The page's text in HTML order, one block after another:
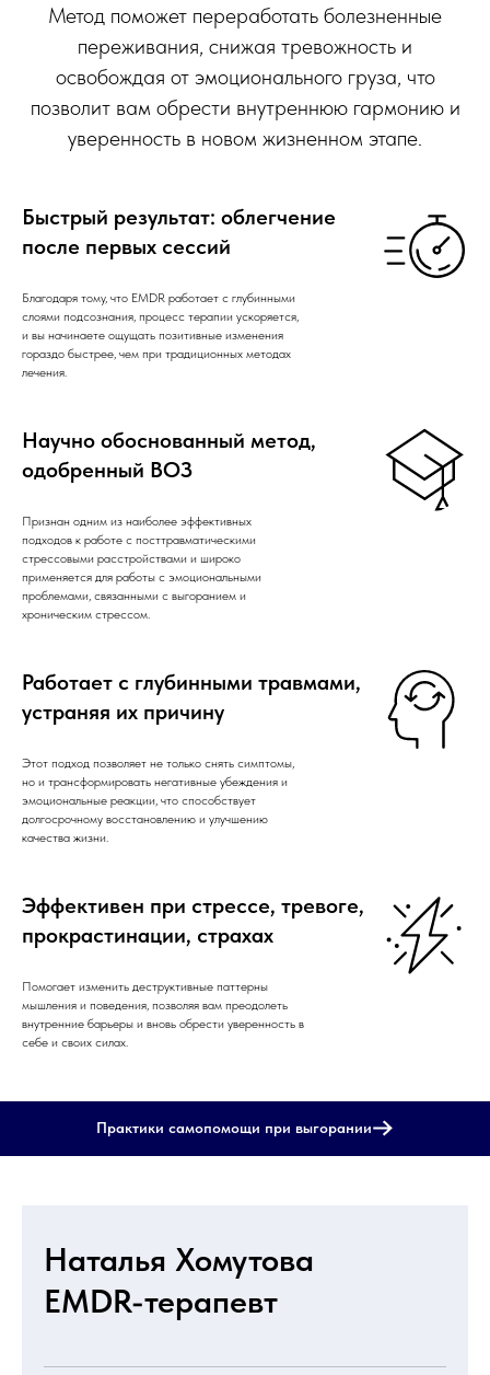
Метод поможет переработать болезненные
переживания, снижая тревожность и
освобождая от эмоционального груза, что
позволит вам обрести внутреннюю гармонию и
уверенность в новом жизненном этапе.
Быстрый результат: облегчение
после первых сессий
Благодаря тому, что EMDR работает с глубинными
слоями подсознания, процесс терапии ускоряется,
и вы начинаете ощущать позитивные изменения
гораздо быстрее, чем при традиционных методах
лечения.
Научно обоснованный метод,
одобренный ВОЗ
Признан одним из наиболее эффективных
подходов к работе с посттравматическими
стрессовыми расстройствами и широко
применяется для работы с эмоциональными
проблемами, связанными с выгоранием и
хроническим стрессом.
Работает с глубинными травмами,
устраняя их причину
Этот подход позволяет не только снять симптомы,
но и трансформировать негативные убеждения и
эмоциональные реакции, что способствует
долгосрочному восстановлению и улучшению
качества жизни.
Эффективен при стрессе, тревоге,
прокрастинации, страхах
Помогает изменить деструктивные паттерны
мышления и поведения, позволяя вам преодолеть
внутренние барьеры и вновь обрести уверенность в
себе и своих силах.
Практики самопомощи при выгорании
Наталья Хомутова
EMDR-терапевт